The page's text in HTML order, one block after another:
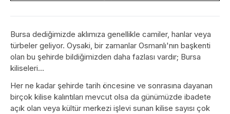
Bursa dediğimizde aklımıza genellikle camiler, hanlar veya
türbeler geliyor. Oysaki, bir zamanlar Osmanlı'nın başkenti
olan bu şehirde bildiğimizden daha fazlası vardır; Bursa
kiliseleri...
Her ne kadar şehirde tarih öncesine ve sonrasına dayanan
birçok kilise kalıntıları mevcut olsa da günümüzde ibadete
açık olan veya kültür merkezi işlevi sunan kilise sayısı çok